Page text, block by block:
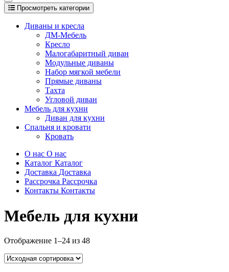
Просмотреть категории
Диваны и кресла
ДМ-Мебель
Кресло
Малогабаритный диван
Модульные диваны
Набор мягкой мебели
Прямые диваны
Тахта
Угловой диван
Мебель для кухни
Диван для кухни
Спальня и кровати
Кровать
О нас О нас
Каталог Каталог
Доставка Доставка
Рассрочка Рассрочка
Контакты Контакты
Мебель для кухни
Отображение 1–24 из 48